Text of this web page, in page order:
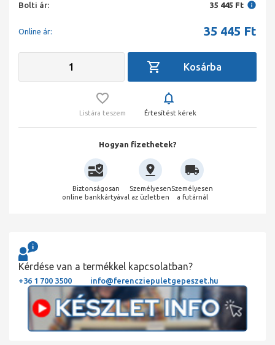
Bolti ár: 35 445 Ft
Online ár: 35 445 Ft
Listára teszem Értesítést kérek
Hogyan fizethetek?
Biztonságosan
online bankkártyával
Személyesen
az üzletben
Személyesen
a futárnál
Kérdése van a termékkel kapcsolatban?
+36 1 700 3500 info@ferencziepuletgepeszet.hu